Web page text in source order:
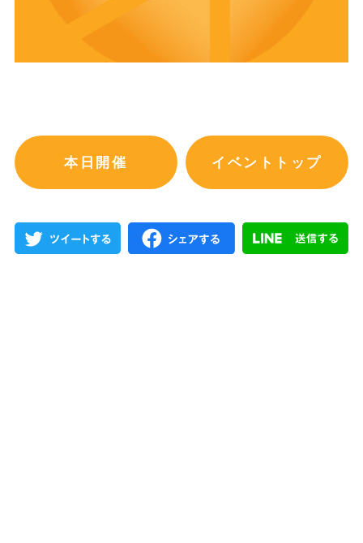
本日開催 イベントトップ